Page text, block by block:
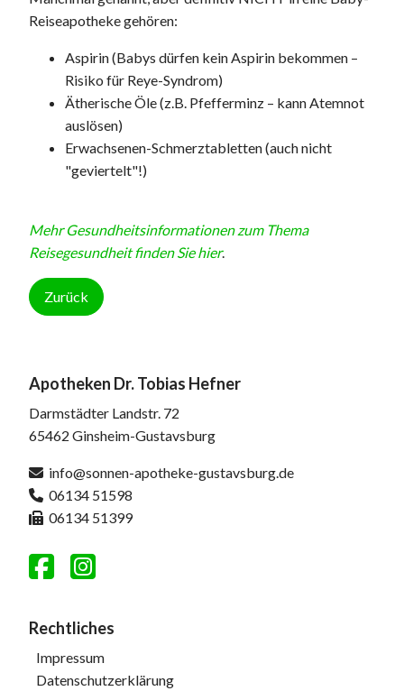
Zurück
Reiseapotheke gehören:
Aspirin (Babys dürfen kein Aspirin bekommen –
Risiko für Reye-Syndrom)
Ätherische Öle (z.B. Pfefferminz – kann Atemnot
auslösen)
Erwachsenen-Schmerztabletten (auch nicht
"geviertelt"!)
Mehr Gesundheitsinformationen zum Thema
Reisegesundheit finden Sie hier.
Apotheken Dr. Tobias Hefner
Darmstädter Landstr. 72
65462 Ginsheim-Gustavsburg
info@sonnen-apotheke-gustavsburg.de
06134 51598
06134 51399
Rechtliches
Impressum
Datenschutzerklärung